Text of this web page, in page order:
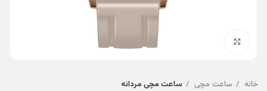
خانه ساعت مچی ساعت مچی مردانه